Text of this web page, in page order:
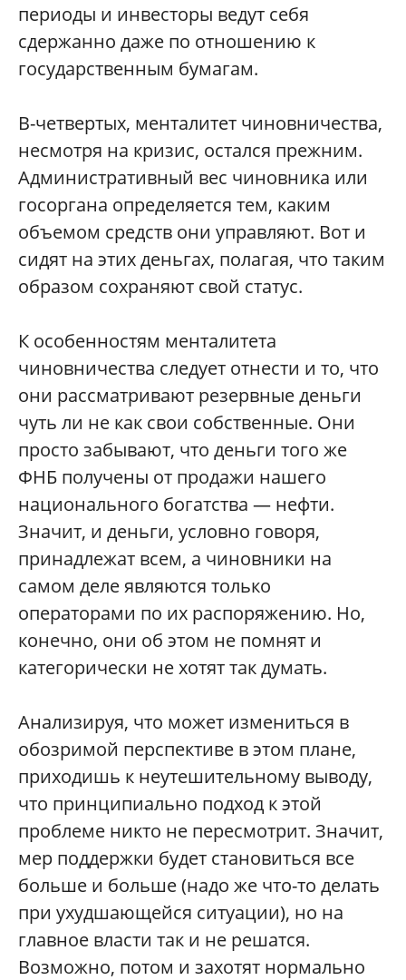
периоды и инвесторы ведут себя
сдержанно даже по отношению к
государственным бумагам.
В-четвертых, менталитет чиновничества,
несмотря на кризис, остался прежним.
Административный вес чиновника или
госоргана определяется тем, каким
объемом средств они управляют. Вот и
сидят на этих деньгах, полагая, что таким
образом сохраняют свой статус.
К особенностям менталитета
чиновничества следует отнести и то, что
они рассматривают резервные деньги
чуть ли не как свои собственные. Они
просто забывают, что деньги того же
ФНБ получены от продажи нашего
национального богатства — нефти.
Значит, и деньги, условно говоря,
принадлежат всем, а чиновники на
самом деле являются только
операторами по их распоряжению. Но,
конечно, они об этом не помнят и
категорически не хотят так думать.
Анализируя, что может измениться в
обозримой перспективе в этом плане,
приходишь к неутешительному выводу,
что принципиально подход к этой
проблеме никто не пересмотрит. Значит,
мер поддержки будет становиться все
больше и больше (надо же что-то делать
при ухудшающейся ситуации), но на
главное власти так и не решатся.
Возможно, потом и захотят нормально